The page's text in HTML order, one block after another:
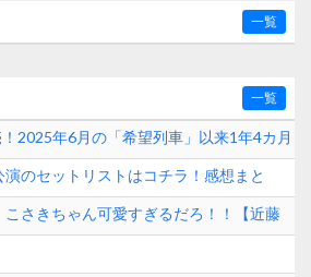
一覧
一覧
2025年6月の「希望列車」以来1年4カ月
のセットリストはコチラ！感想まと
さきちゃん可愛すぎるだろ！！【近藤